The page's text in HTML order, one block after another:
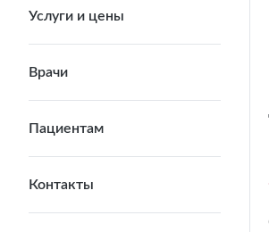
Услуги и цены
Врачи
Пациентам
Контакты